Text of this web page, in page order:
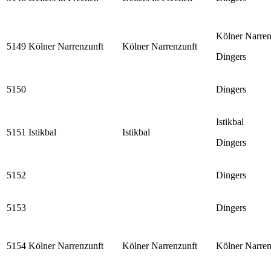
5149 Kölner Narrenzunft Kölner Narrenzunft
Kölner
Dingers
5150 Dingers
5151 Istikbal Istikbal
Istikbal
Dingers
5152 Dingers
5153 Dingers
5154 Kölner Narrenzunft Kölner Narrenzunft Kölner